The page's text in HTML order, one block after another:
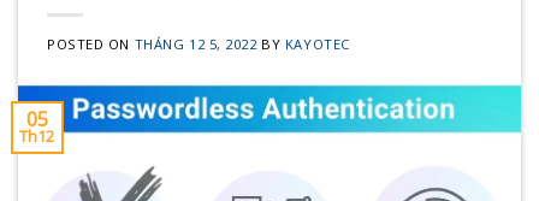
POSTED ON THÁNG 12 5, 2022 BY KAYOTEC
05
Th12